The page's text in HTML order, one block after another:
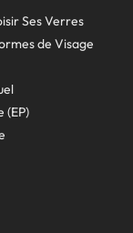
Ses Verres
de Visage
(EP)